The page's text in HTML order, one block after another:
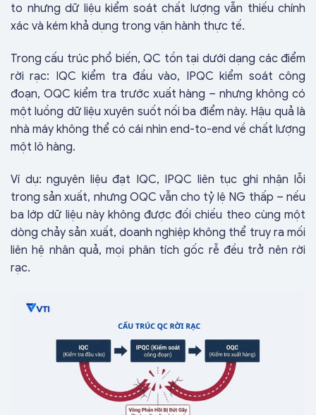
to nhưng dữ liệu kiểm soát chất lượng vẫn thiếu chính
xác và kém khả dụng trong vận hành thực tế.
Trong cấu trúc phổ biến, QC tồn tại dưới dạng các điểm
rời rạc: IQC kiểm tra đầu vào, IPQC kiểm soát công
đoạn, OQC kiểm tra trước xuất hàng – nhưng không có
một luồng dữ liệu xuyên suốt nối ba điểm này. Hậu quả là
nhà máy không thể có cái nhìn end-to-end về chất lượng
một lô hàng.
Ví dụ: nguyên liệu đạt IQC, IPQC liên tục ghi nhận lỗi
trong sản xuất, nhưng OQC vẫn cho tỷ lệ NG thấp – nếu
ba lớp dữ liệu này không được đối chiếu theo cùng một
dòng chảy sản xuất, doanh nghiệp không thể truy ra mối
liên hệ nhân quả, mọi phân tích gốc rễ đều trở nên rời
rạc.